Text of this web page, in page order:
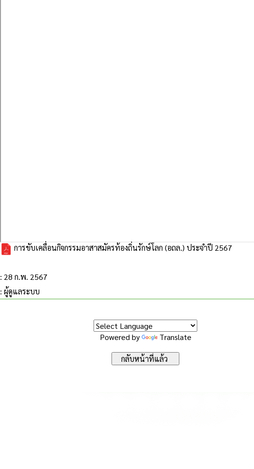
การขับเคลื่อนกิจกรรมอาสาสมัครท้องถิ่นรักษ์โลก (อถล.) ประจำปี 2567
: 28 ก.พ. 2567
: ผู้ดูแลระบบ
Powered by Translate